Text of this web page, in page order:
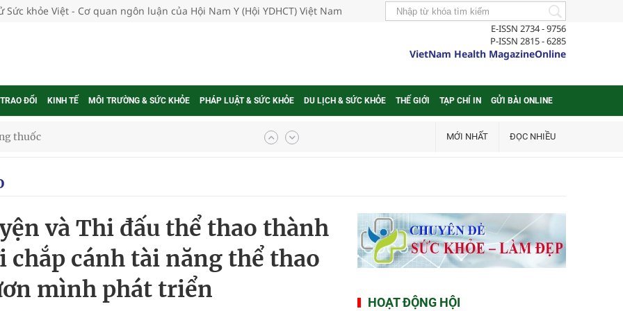
Sức khỏe Việt - Cơ quan ngôn luận của Hội Nam Y (Hội YDHCT) Việt Nam
E-ISSN 2734 - 9756
P-ISSN 2815 - 6285
VietNam Health MagazineOnline
ĐỔI KINH TẾ MÔI TRƯỜNG & SỨC KHỎE PHÁP LUẬT & SỨC KHỎE DU LỊCH & SỨC KHỎE THẾ GIỚI TẠP CHÍ IN GỬI BÀI ONLINE
thuốc
khám sàng lọc cho người dân
cực hiệu quả
gia
MỚI NHẤT ĐỌC NHIỀU
và Thi đấu thể thao thành
cánh tài năng thể thao
mình phát triển
HOẠT ĐỘNG HỘI